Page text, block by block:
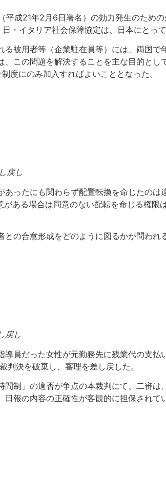
成21年2月6日署名）の効力発生のため
・イタリア社会保障協定は、日本にとっ
被用者等（企業駐在員等）には、両国で
この問題を解決することを主な目的とし
度にのみ加入すればよいこととなった。
戻し
ったにも関わらず配置転換を命じたのは
ある場合は同意のない配転を命じる権限
の合意形成をどのように図るかが問われる
戻し
員だった女性が元勤務先に残業代の支
判決を破棄し、審理を差し戻した。
制」の適否が争点の本裁判にて、二審は
報の内容の正確性が客観的に担保されて